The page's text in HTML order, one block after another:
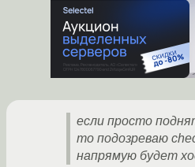
если просто
то подозреваю
напрямую будет